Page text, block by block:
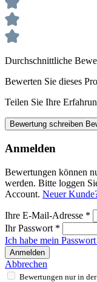
Durchschnittliche
Bewerten Sie dieses
Teilen Sie Ihre
Bewertung schreiben
Anmelden
Bewertungen können
werden. Bitte loggen
Account. Neuer
Ihre E-Mail-Adresse *
Ihr Passwort *
Ich habe mein Passwort
Anmelden
Abbrechen
Bewertungen nur in